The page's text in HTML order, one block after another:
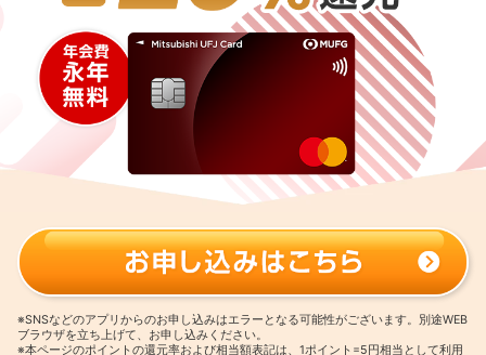
※SNSなどのアプリからのお申し込みはエラーとなる可能性がございます。別途WEB
ブラウザを立ち上げて、お申し込みください。
※本ページのポイントの還元率および相当額表記は、1ポイント=5円相当として利用